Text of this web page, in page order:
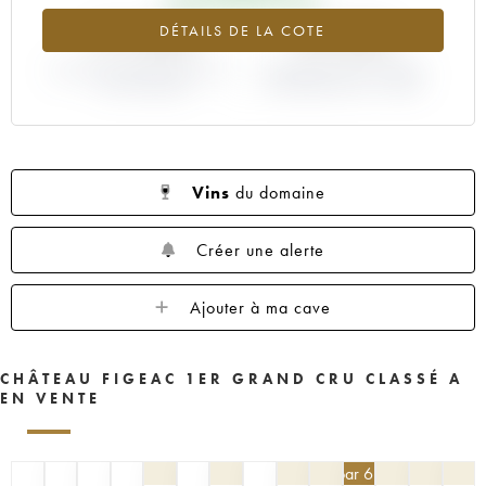
1949 1947 1946
DÉTAILS DE LA COTE
+11.43% -31.03%
Vins du domaine
Créer une alerte
Ajouter à ma cave
CHÂTEAU FIGEAC 1ER GRAND CRU CLASSÉ A
EN VENTE
par 6 | -10%